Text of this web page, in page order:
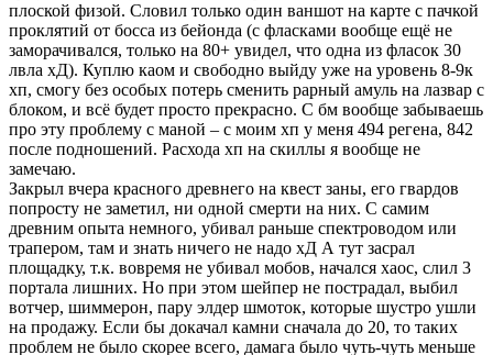
плоской физой. Словил только один ваншот на карте с пачкой
проклятий от босса из бейонда (с фласками вообще ещё не
заморачивался, только на 80+ увидел, что одна из фласок 30
лвла хД). Куплю каом и свободно выйду уже на уровень 8-9к
хп, смогу без особых потерь сменить рарный амуль на лазвар с
блоком, и всё будет просто прекрасно. С бм вообще забываешь
про эту проблему с маной – с моим хп у меня 494 регена, 842
после подношений. Расхода хп на скиллы я вообще не
замечаю.
Закрыл вчера красного древнего на квест заны, его гвардов
попросту не заметил, ни одной смерти на них. С самим
древним опыта немного, убивал раньше спектроводом или
трапером, там и знать ничего не надо хД А тут засрал
площадку, т.к. вовремя не убивал мобов, начался хаос, слил 3
портала лишних. Но при этом шейпер не пострадал, выбил
вотчер, шиммерон, пару элдер шмоток, которые шустро ушли
на продажу. Если бы докачал камни сначала до 20, то таких
проблем не было скорее всего, дамага было чуть-чуть меньше